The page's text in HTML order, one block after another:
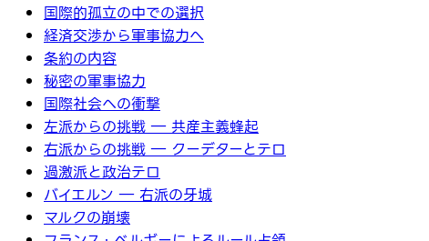
国際的孤立の中での選択
経済交渉から軍事協力へ
条約の内容
秘密の軍事協力
国際社会への衝撃
左派からの挑戦 ― 共産主義蜂起
右派からの挑戦 ― クーデターとテロ
過激派と政治テロ
バイエルン ― 右派の牙城
マルクの崩壊